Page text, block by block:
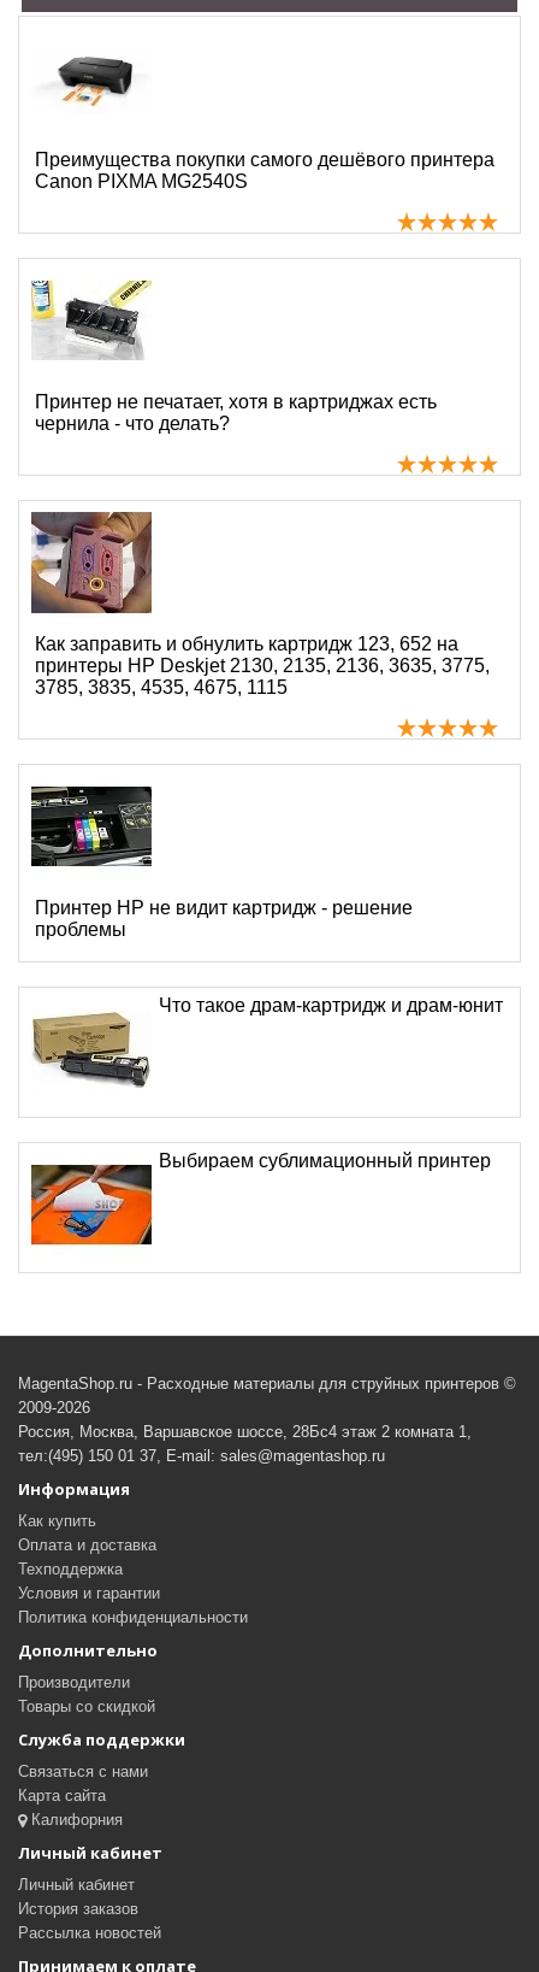
Преимущества покупки самого дешёвого принтера
Canon PIXMA MG2540S
Принтер не печатает, хотя в картриджах есть
чернила - что делать?
Как заправить и обнулить картридж 123, 652 на
принтеры HP Deskjet 2130, 2135, 2136, 3635, 3775,
3785, 3835, 4535, 4675, 1115
Принтер HP не видит картридж - решение
проблемы
Что такое драм-картридж и драм-юнит
Выбираем сублимационный принтер
MagentaShop.ru - Расходные материалы для струйных принтеров ©
2009-2026
Россия, Москва, Варшавское шоссе, 28Бс4 этаж 2 комната 1,
тел:(495) 150 01 37, E-mail: sales@magentashop.ru
Информация
Как купить
Оплата и доставка
Техподдержка
Условия и гарантии
Политика конфиденциальности
Дополнительно
Производители
Товары со скидкой
Служба поддержки
Связаться с нами
Карта сайта
Калифорния
Личный кабинет
Личный кабинет
История заказов
Рассылка новостей
Принимаем к оплате